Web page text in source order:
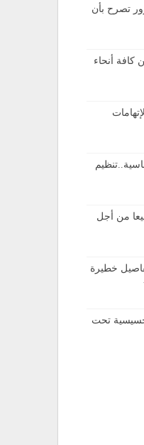
تصرح بأن
كافة أنحاء
من أجل
خطيرة
تحت